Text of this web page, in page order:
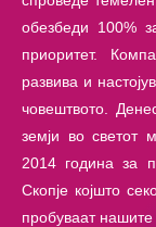
обезбеди 100%
приоритет.
развива и
човештвото.
земји во светот
2014 година за
Скопје којшто
пробуваат